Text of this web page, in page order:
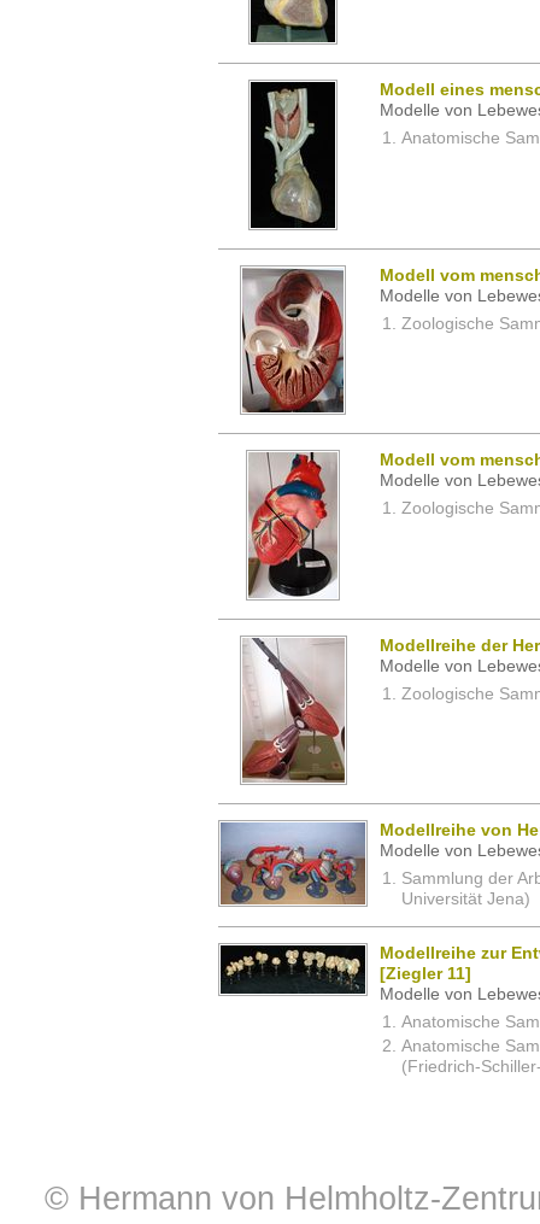
Modell eines
Modelle von
Anatomische
Modell vom
Modelle von
Zoologische
Modell vom
Modelle von
Zoologische
Modellreihe der
Modelle von
Zoologische
Modellreihe von
Modelle von
Sammlung der
Universität Jena)
Modellreihe zur
[Ziegler 11]
Modelle von
Anatomische
Anatomische
(Friedrich-
© Hermann von Helmholtz-